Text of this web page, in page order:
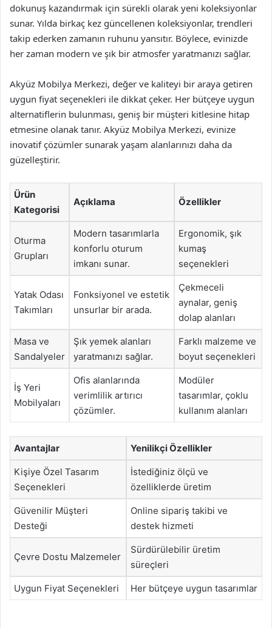
dokunuş kazandırmak için sürekli olarak yeni koleksiyonlar
sunar. Yılda birkaç kez güncellenen koleksiyonlar, trendleri
takip ederken zamanın ruhunu yansıtır. Böylece, evinizde
her zaman modern ve şık bir atmosfer yaratmanızı sağlar.
Akyüz Mobilya Merkezi, değer ve kaliteyi bir araya getiren
uygun fiyat seçenekleri ile dikkat çeker. Her bütçeye uygun
alternatiflerin bulunması, geniş bir müşteri kitlesine hitap
etmesine olanak tanır. Akyüz Mobilya Merkezi, evinize
inovatif çözümler sunarak yaşam alanlarınızı daha da
güzelleştirir.
Ürün
Kategorisi
Açıklama Özellikler
Oturma
Grupları
Modern tasarımlarla
konforlu oturum
imkanı sunar.
Ergonomik, şık
kumaş
seçenekleri
Yatak Odası
Takımları
Fonksiyonel ve estetik
unsurlar bir arada.
Çekmeceli
aynalar, geniş
dolap alanları
Masa ve
Sandalyeler
Şık yemek alanları
yaratmanızı sağlar.
Farklı malzeme ve
boyut seçenekleri
İş Yeri
Mobilyaları
Ofis alanlarında
verimlilik artırıcı
çözümler.
Modüler
tasarımlar, çoklu
kullanım alanları
Avantajlar Yenilikçi Özellikler
Kişiye Özel Tasarım
Seçenekleri
İstediğiniz ölçü ve
özelliklerde üretim
Güvenilir Müşteri
Desteği
Online sipariş takibi ve
destek hizmeti
Çevre Dostu Malzemeler
Sürdürülebilir üretim
süreçleri
Uygun Fiyat Seçenekleri Her bütçeye uygun tasarımlar